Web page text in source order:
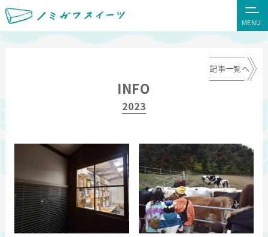
MENU
INFO
2023
記事一覧へ